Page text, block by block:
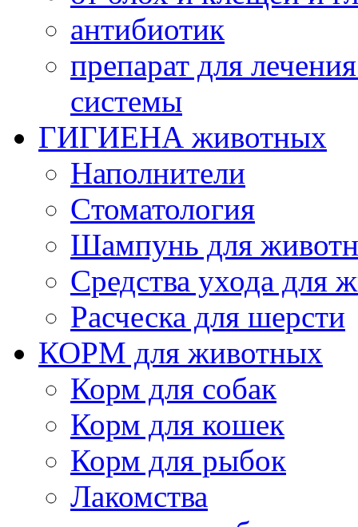
антибиотик
препарат для
системы
ГИГИЕНА животных
Наполнители
Cтоматология
Шампунь для
Cредства ухода для
Расческа для шерсти
КОРМ для животных
Корм для собак
Корм для кошек
Корм для рыбок
Лакомства